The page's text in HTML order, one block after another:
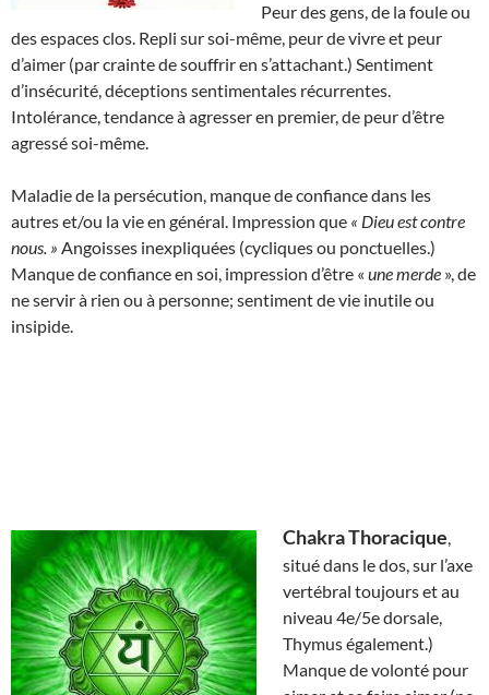
Peur des gens, de la foule ou
des espaces clos. Repli sur soi-même, peur de vivre et peur
d’aimer (par crainte de souffrir en s’attachant.) Sentiment
d’insécurité, déceptions sentimentales récurrentes.
Intolérance, tendance à agresser en premier, de peur d’être
agressé soi-même.
Maladie de la persécution, manque de confiance dans les
autres et/ou la vie en général. Impression que « Dieu est contre
nous. » Angoisses inexpliquées (cycliques ou ponctuelles.)
Manque de confiance en soi, impression d’être « une merde », de
ne servir à rien ou à personne; sentiment de vie inutile ou
insipide.
Chakra Thoracique,
situé dans le dos, sur l’axe
vertébral toujours et au
niveau 4e/5e dorsale,
Thymus également.)
Manque de volonté pour